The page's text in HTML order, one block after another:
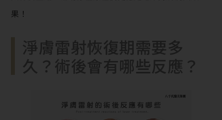
果！
淨膚雷射恢復期需要多
久？術後會有哪些反應？